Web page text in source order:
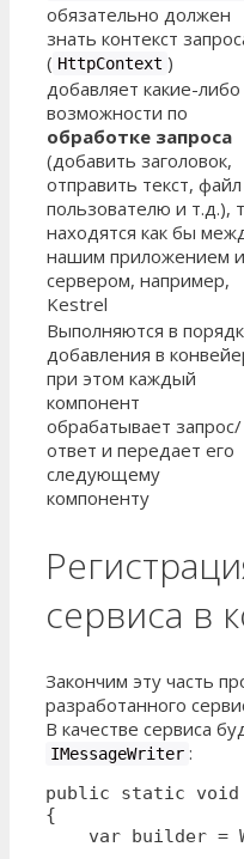
обязательно должен
знать контекст
( HttpContext )
добавляет какие-либо
возможности по
обработке запроса
(добавить заголовок,
отправить текст, файл
пользователю и т.д.),
находятся как бы
нашим приложением и
сервером, например,
Kestrel
Выполняются в
добавления в
при этом каждый
компонент
обрабатывает запрос/
ответ и передает его
следующему
компоненту
сервиса в
Закончим эту часть
разработанного
В качестве сервиса
IMessageWriter :
public static void
{
var builder =